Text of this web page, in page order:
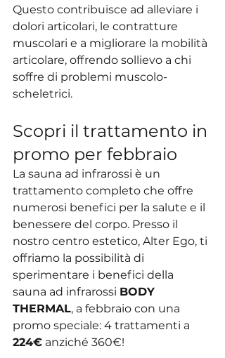
Questo contribuisce ad alleviare i
dolori articolari, le contratture
muscolari e a migliorare la mobilità
articolare, offrendo sollievo a chi
soffre di problemi muscolo-
scheletrici.
Scopri il trattamento in
promo per febbraio
La sauna ad infrarossi è un
trattamento completo che offre
numerosi benefici per la salute e il
benessere del corpo. Presso il
nostro centro estetico, Alter Ego, ti
offriamo la possibilità di
sperimentare i benefici della
sauna ad infrarossi BODY
THERMAL, a febbraio con una
promo speciale: 4 trattamenti a
224€ anziché 360€!